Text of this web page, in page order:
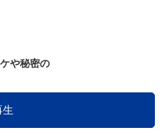
ンキングなど
をチェック！
や秘密の
生